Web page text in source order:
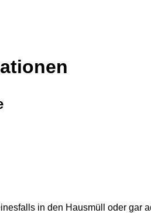
in den Hausmüll oder gar